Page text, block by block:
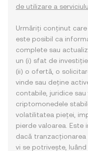
de utilizare a
Urmăriți conținut
este posibil ca
complete sau
un (i) sfat de
(ii) o ofertă, o
vinde sau deține
contabile, juridice
criptomonedele
volatilitatea pieței,
pierde valoarea.
dacă
vi se potrivește,